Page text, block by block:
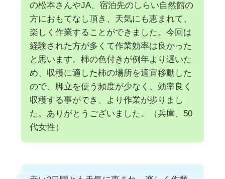
の松本さんやJA、宿泊先のしらい自然館の
方におもてなし頂き、天気にも恵まれて、
楽しく作業することができました。今回は
経験された方が多くて作業効率は良かった
と思います。柿の色付きが例年より遅いた
め、収穫に適した柿の場所を適宜移動した
ので、脚立を使う頻度が少なく、効率良く
収穫する事ができ、より作業が捗りまし
た。ありがとうございました。（兵庫、50
代女性）